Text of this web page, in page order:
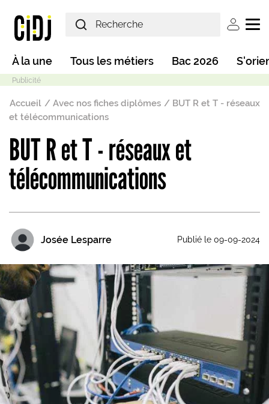
User
Main navigation
À la une Tous les métiers Bac 2026
Mode sombre
Fil d'Ariane
Accueil Avec nos fiches diplômes
BUT R et T - réseaux
et télécommunications
BUT R et T - réseaux et
télécommunications
Josée Lesparre Publié le 09-09-2024